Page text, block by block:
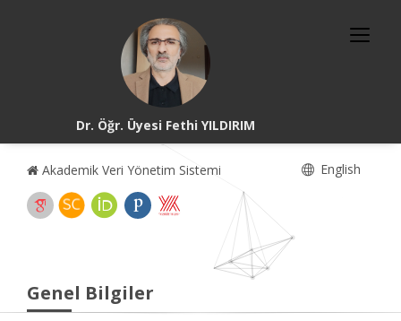
Dr. Öğr. Üyesi Fethi YILDIRIM
Akademik Veri Yönetim Sistemi English
Genel Bilgiler